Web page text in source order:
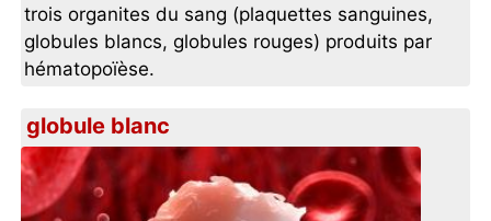
trois organites du sang (plaquettes sanguines,
globules blancs, globules rouges) produits par
hématopoïèse.
globule blanc